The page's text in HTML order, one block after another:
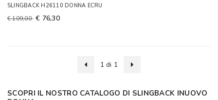
SLINGBACK H26110 DONNA ECRU
€ 109,00 € 76,30
1 di 1
SCOPRI IL NOSTRO CATALOGO DI SLINGBACK INUOVO